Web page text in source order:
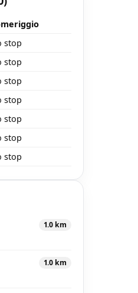
stop
stop
stop
stop
stop
stop
stop
1.0 km
1.0 km